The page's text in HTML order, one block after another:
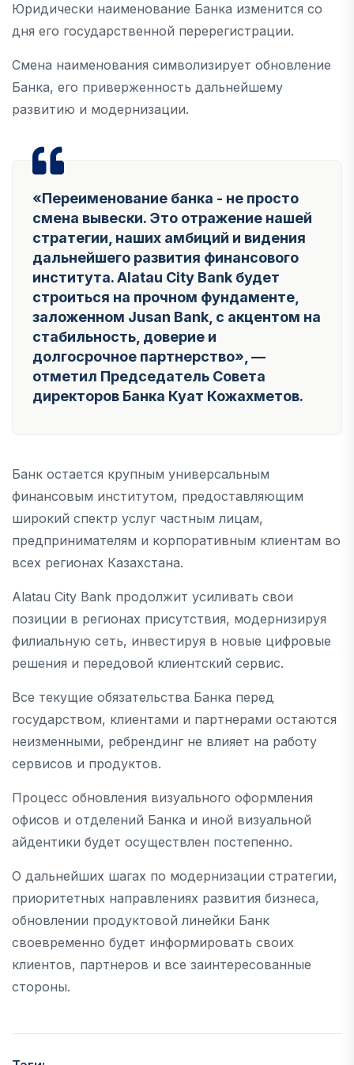
Юридически наименование Банка изменится со
дня его государственной перерегистрации.
Смена наименования символизирует обновление
Банка, его приверженность дальнейшему
развитию и модернизации.
«Переименование банка - не просто
смена вывески. Это отражение нашей
стратегии, наших амбиций и видения
дальнейшего развития финансового
института. Alatau City Bank будет
строиться на прочном фундаменте,
заложенном Jusan Bank, с акцентом на
стабильность, доверие и
долгосрочное партнерство», —
отметил Председатель Совета
директоров Банка Куат Кожахметов.
Банк остается крупным универсальным
финансовым институтом, предоставляющим
широкий спектр услуг частным лицам,
предпринимателям и корпоративным клиентам во
всех регионах Казахстана.
Alatau City Bank продолжит усиливать свои
позиции в регионах присутствия, модернизируя
филиальную сеть, инвестируя в новые цифровые
решения и передовой клиентский сервис.
Все текущие обязательства Банка перед
государством, клиентами и партнерами остаются
неизменными, ребрендинг не влияет на работу
сервисов и продуктов.
Процесс обновления визуального оформления
офисов и отделений Банка и иной визуальной
айдентики будет осуществлен постепенно.
О дальнейших шагах по модернизации стратегии,
приоритетных направлениях развития бизнеса,
обновлении продуктовой линейки Банк
своевременно будет информировать своих
клиентов, партнеров и все заинтересованные
стороны.